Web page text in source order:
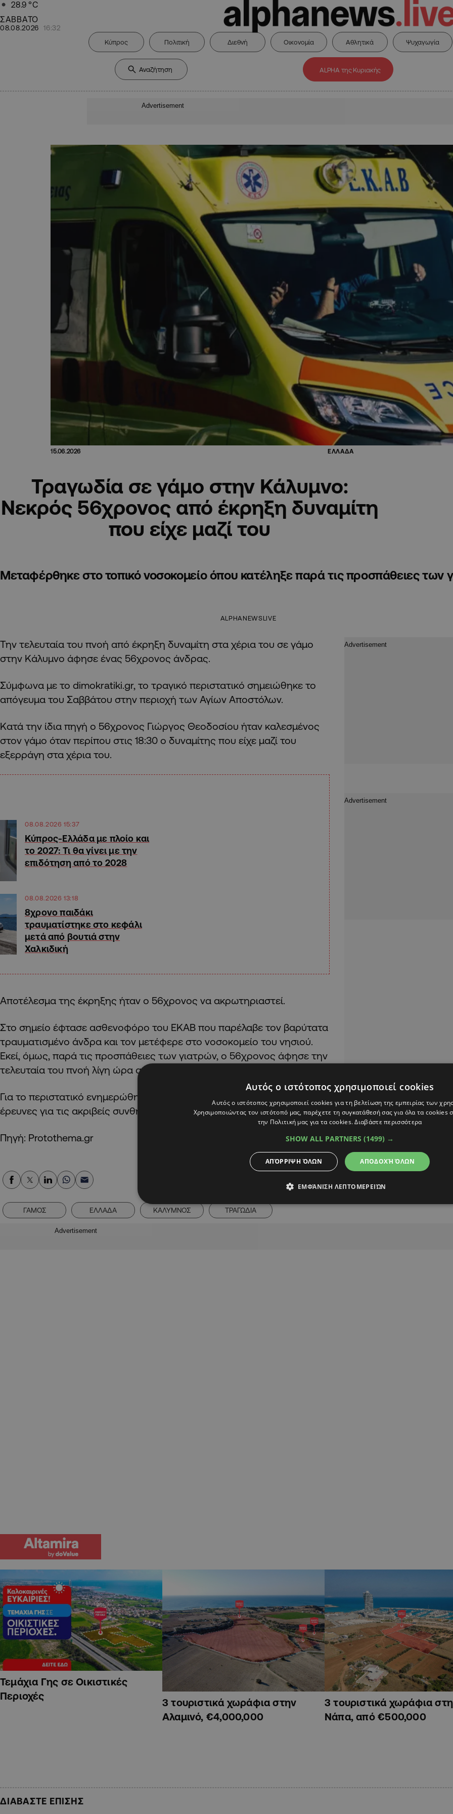
28.9 °C
ΣΑΒΒΑΤΟ
08.08.2026 16:32
Κύπρος Πολιτική Διεθνή Οικονομία Αθλητικά Ψυχαγωγία
ALPHA της Κυριακής
Advertisement
15.06.2026 ΕΛΛΑΔΑ
Τραγωδία σε γάμο στην Κάλυμνο:
Νεκρός 56χρονος από έκρηξη δυναμίτη
που είχε μαζί του
Μεταφέρθηκε στο τοπικό νοσοκομείο όπου κατέληξε παρά τις προσπάθειες των
ALPHANEWSLIVE
Την τελευταία του πνοή από έκρηξη δυναμίτη στα χέρια του σε γάμο
στην Κάλυμνο άφησε ένας 56χρονος άνδρας.
Σύμφωνα με το dimokratiki.gr, το τραγικό περιστατικό σημειώθηκε το
απόγευμα του Σαββάτου στην περιοχή των Αγίων Αποστόλων.
Κατά την ίδια πηγή ο 56χρονος Γιώργος Θεοδοσίου ήταν καλεσμένος
στον γάμο όταν περίπου στις 18:30 ο δυναμίτης που είχε μαζί του
εξερράγη στα χέρια του.
08.08.2026 15:37
Κύπρος-Ελλάδα με πλοίο και
το 2027: Τι θα γίνει με την
επιδότηση από το 2028
08.08.2026 13:18
8χρονο παιδάκι
τραυματίστηκε στο κεφάλι
μετά από βουτιά στην
Χαλκιδική
Αποτέλεσμα της έκρηξης ήταν ο 56χρονος να ακρωτηριαστεί.
Στο σημείο έφτασε ασθενοφόρο του ΕΚΑΒ που παρέλαβε τον βαρύτατα
τραυματισμένο άνδρα και τον μετέφερε στο νοσοκομείο του νησιού.
Εκεί, όμως, παρά τις προσπάθειες των γιατρών, ο 56χρονος άφησε την
τελευταία του πνοή λίγη ώρα αργότερα.
Για το περιστατικό ενημερώθηκε και η αστυνομία, η οποία έχει ξεκινήσει
έρευνες για τις ακριβείς συνθήκες του θανάτου του άνδρα.
Πηγή: Protothema.gr
ΓΑΜΟΣ ΕΛΛΑΔΑ ΚΑΛΥΜΝΟΣ ΤΡΑΓΩΔΙΑ
Advertisement
Τεμάχια Γης σε Οικιστικές
Περιοχές
3 τουριστικά χωράφια στην
Αλαμινό, €4,000,000
3 τουριστικά χωράφια
Νάπα, από €500,000
ΔΙΑΒΑΣΤΕ ΕΠΙΣΗΣ
Αυτός ο ιστότοπος χρησιμοποιεί cookies
Αυτός ο ιστότοπος χρησιμοποιεί cookies για τη βελτίωση της εμπειρίας των
Χρησιμοποιώντας τον ιστότοπό μας, παρέχετε τη συγκατάθεσή σας για όλα τα cookies
την Πολιτική μας για τα cookies.Διαβάστε περισσότερα
SHOW ALL PARTNERS (1499) →
ΑΠΟΔΟΧΉ ΌΛΩΝ
ΑΠΌΡΡΙΨΗ ΌΛΩΝ
ΕΜΦΆΝΙΣΗ ΛΕΠΤΟΜΕΡΕΙΏΝ